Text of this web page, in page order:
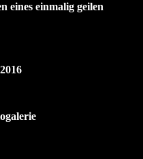
eines einmalig geilen